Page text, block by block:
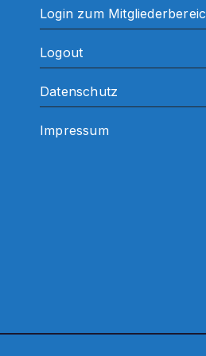
Login zum
Logout
Datenschutz
Impressum